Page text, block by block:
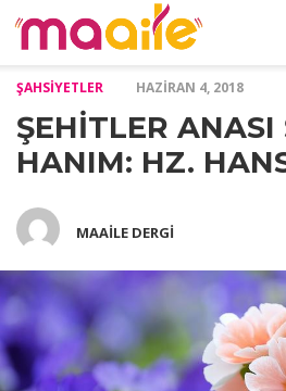
HAKKIMIZDA
MAKALELER
ABONELIK
FORMU
GALERI
İLETIŞIM
ŞAHSIYETLER HAZIRAN 4, 2018
ŞEHİTLER ANASI
HANIM: HZ.
MAAILE DERGI